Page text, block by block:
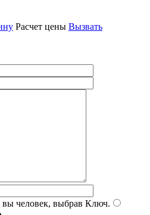
Расчет цены Вызвать
человек, выбрав Ключ.